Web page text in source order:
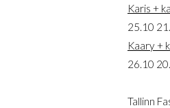
Karis +
25.10
Kaary +
26.10
Tallinn